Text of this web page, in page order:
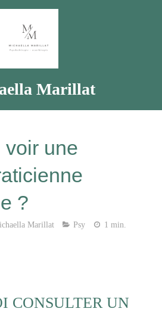
Marillat
voir une
?
Marillat Psy
1 min.
CONSULTER UN